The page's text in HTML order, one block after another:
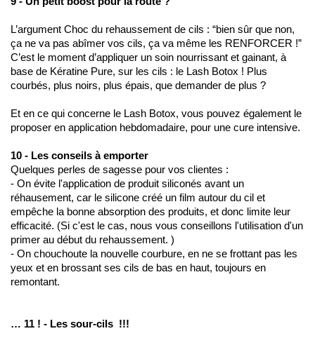
L’argument Choc du rehaussement de cils : “bien sûr que non,
ça ne va pas abîmer vos cils, ça va même les RENFORCER !”
C’est le moment d’appliquer un soin nourrissant et gainant, à
base de Kératine Pure, sur les cils : le Lash Botox ! Plus
courbés, plus noirs, plus épais, que demander de plus ?
Et en ce qui concerne le Lash Botox, vous pouvez également le
proposer en application hebdomadaire, pour une cure intensive.
10 - Les conseils à emporter
Quelques perles de sagesse pour vos clientes :
- On évite l'application de produit siliconés avant un
réhausement, car le silicone créé un film autour du cil et
empêche la bonne absorption des produits, et donc limite leur
efficacité. (Si c'est le cas, nous vous conseillons l'utilisation d'un
primer au début du rehaussement. )
- On chouchoute la nouvelle courbure, en ne se frottant pas les
yeux et en brossant ses cils de bas en haut, toujours en
remontant.
… 11 ! - Les sour-cils  !!!